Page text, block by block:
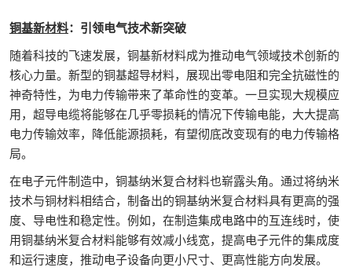
铜基新材料：引领电气技术新突破
随着科技的飞速发展，铜基新材料成为推动电气领域技术创新的
核心力量。新型的铜基超导材料，展现出零电阻和完全抗磁性的
神奇特性，为电力传输带来了革命性的变革。一旦实现大规模应
用，超导电缆将能够在几乎零损耗的情况下传输电能，大大提高
电力传输效率，降低能源损耗，有望彻底改变现有的电力传输格
局。
在电子元件制造中，铜基纳米复合材料也崭露头角。通过将纳米
技术与铜材料相结合，制备出的铜基纳米复合材料具有更高的强
度、导电性和稳定性。例如，在制造集成电路中的互连线时，使
用铜基纳米复合材料能够有效减小线宽，提高电子元件的集成度
和运行速度，推动电子设备向更小尺寸、更高性能方向发展。